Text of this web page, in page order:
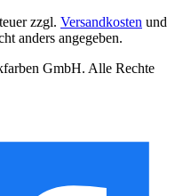
zzgl. Versandkosten und
anders angegeben.
GmbH. Alle Rechte